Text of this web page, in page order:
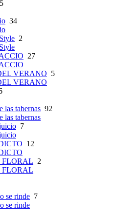
34
2
27
VERANO 5
VERANO
las tabernas 92
las tabernas
7
12
FLORAL 2
FLORAL
se rinde 7
se rinde